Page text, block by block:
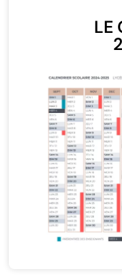
LE